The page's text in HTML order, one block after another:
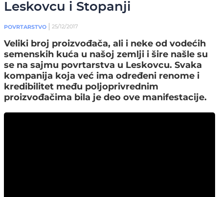
Leskovcu i Stopanji
POVRTARSTVO 25/12/2017
Veliki broj proizvođača, ali i neke od vodećih
semenskih kuća u našoj zemlji i šire našle su
se na sajmu povrtarstva u Leskovcu. Svaka
kompanija koja već ima određeni renome i
kredibilitet među poljoprivrednim
proizvođačima bila je deo ove manifestacije.